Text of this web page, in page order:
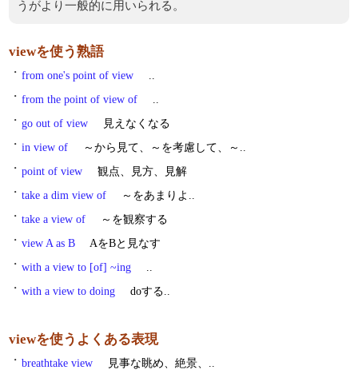
うがより一般的に用いられる。
viewを使う熟語
・ from one's point of view
..
・ from the point of view of
..
・ go out of view
見えなくなる
・ in view of
～から見て、～を考慮して、～..
・ point of view
観点、見方、見解
・ take a dim view of
～をあまりよ..
・ take a view of
～を観察する
・ view A as B
AをBと見なす
・ with a view to [of] ~ing
..
・ with a view to doing doする..
viewを使うよくある表現
・ breathtake view
見事な眺め、絶景、..